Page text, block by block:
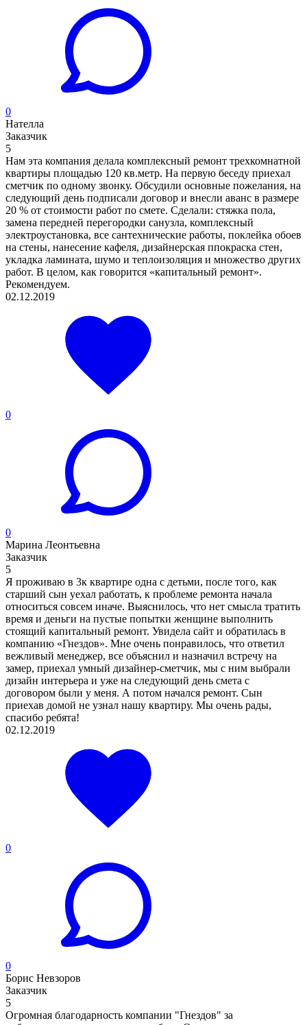
0
Нателла
Заказчик
5
Нам эта компания делала комплексный ремонт трехкомнатной
квартиры площадью 120 кв.метр. На первую беседу приехал
сметчик по одному звонку. Обсудили основные пожелания, на
следующий день подписали договор и внесли аванс в размере
20 % от стоимости работ по смете. Сделали: стяжка пола,
замена передней перегородки санузла, комплексный
электроустановка, все сантехнические работы, поклейка обоев
на стены, нанесение кафеля, дизайнерская ппокраска стен,
укладка ламината, шумо и теплоизоляция и множество других
работ. В целом, как говорится «капитальный ремонт».
Рекомендуем.
02.12.2019
0
0
Марина Леонтьевна
Заказчик
5
Я проживаю в 3к квартире одна с детьми, после того, как
старший сын уехал работать, к проблеме ремонта начала
относиться совсем иначе. Выяснилось, что нет смысла тратить
время и деньги на пустые попытки женщине выполнить
стоящий капитальный ремонт. Увидела сайт и обратилась в
компанию «Гнездов». Мне очень понравилось, что ответил
вежливый менеджер, все объяснил и назначил встречу на
замер, приехал умный дизайнер-сметчик, мы с ним выбрали
дизайн интерьера и уже на следующий день смета с
договором были у меня. А потом начался ремонт. Сын
приехав домой не узнал нашу квартиру. Мы очень рады,
спасибо ребята!
02.12.2019
0
0
Борис Невзоров
Заказчик
5
Огромная благодарность компании "Гнездов" за